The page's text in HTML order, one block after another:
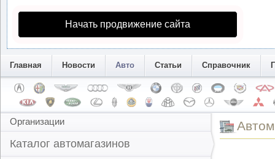
Начать продвижение сайта
Главная Новости Авто Статьи Справочник
Организации
Каталог автомагазинов